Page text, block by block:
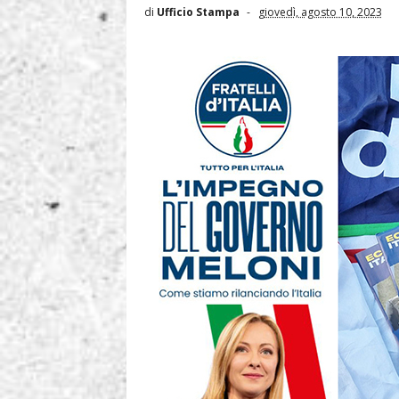
di Ufficio Stampa giovedì, agosto 10, 2023